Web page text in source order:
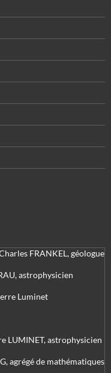
FRANKEL, géologue
astrophysicien
Luminet
LUMINET, astrophysicien
agrégé de mathématiques